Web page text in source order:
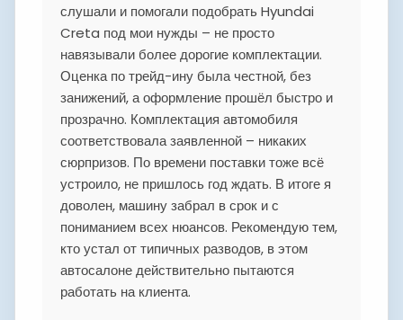
слушали и помогали подобрать Hyundai
Creta под мои нужды – не просто
навязывали более дорогие комплектации.
Оценка по трейд-ину была честной, без
занижений, а оформление прошёл быстро и
прозрачно. Комплектация автомобиля
соответствовала заявленной – никаких
сюрпризов. По времени поставки тоже всё
устроило, не пришлось год ждать. В итоге я
доволен, машину забрал в срок и с
пониманием всех нюансов. Рекомендую тем,
кто устал от типичных разводов, в этом
автосалоне действительно пытаются
работать на клиента.